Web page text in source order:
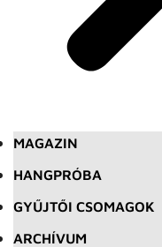
MAGAZIN
HANGPRÓBA
GYŰJTŐI CSOMAGOK
ARCHÍVUM